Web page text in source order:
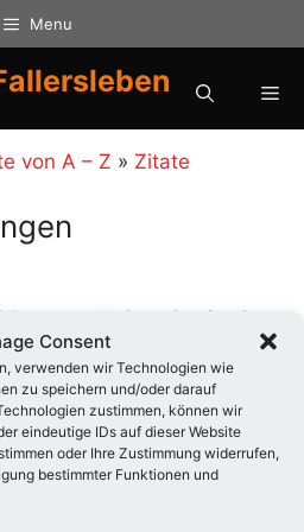
Consent
verwenden wir Technologien wie
zu speichern und/oder darauf
zustimmen, können wir
eindeutige IDs auf dieser Website
oder Ihre Zustimmung widerrufen,
bestimmter Funktionen und
Menu
von A – Z » Zitate
erscheint mir wie ein
mit Worten, wir
Worte auf; ich habe mich
ich beinah nie dichte ohne